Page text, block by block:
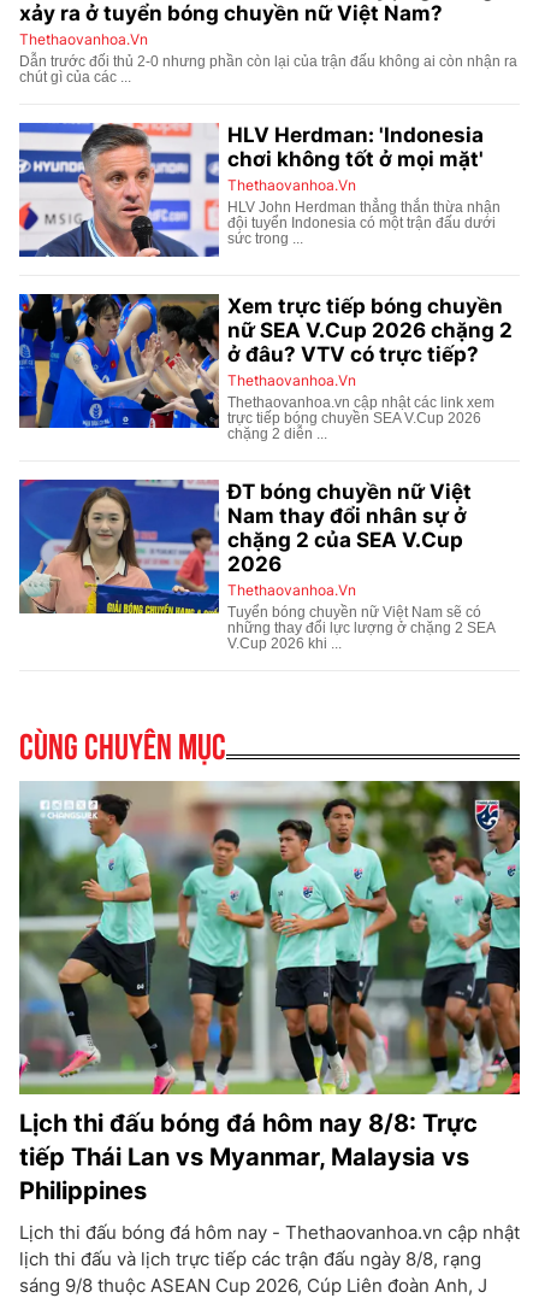
Cùng chuyên mục
Lịch thi đấu bóng đá hôm nay 8/8: Trực
tiếp Thái Lan vs Myanmar, Malaysia vs
Philippines
Lịch thi đấu bóng đá hôm nay - Thethaovanhoa.vn cập nhật
lịch thi đấu và lịch trực tiếp các trận đấu ngày 8/8, rạng
sáng 9/8 thuộc ASEAN Cup 2026, Cúp Liên đoàn Anh, J